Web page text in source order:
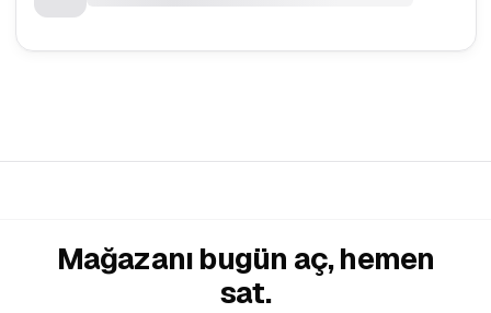
Mağazanı bugün aç, hemen
sat.